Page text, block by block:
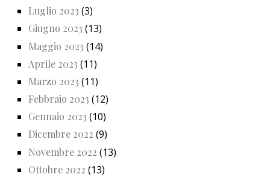
Luglio 2023 (3)
Giugno 2023 (13)
Maggio 2023 (14)
Aprile 2023 (11)
Marzo 2023 (11)
Febbraio 2023 (12)
Gennaio 2023 (10)
Dicembre 2022 (9)
Novembre 2022 (13)
Ottobre 2022 (13)